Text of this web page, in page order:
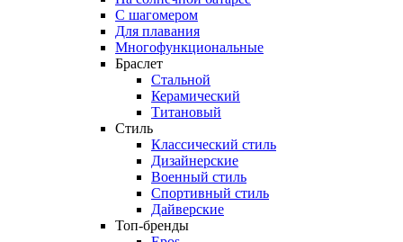
С шагомером
Для плавания
Многофункциональные
Браслет
Стальной
Керамический
Титановый
Стиль
Классический стиль
Дизайнерские
Военный стиль
Спортивный стиль
Дайверские
Топ-бренды